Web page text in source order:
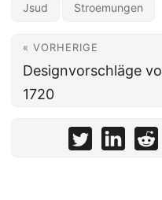
Jsud Stroemungen
« VORHERIGE
Designvorschläge
1720